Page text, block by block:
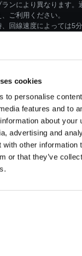
cookies
to personalise
features and to
about your
advertising and
other information
or that they’ve
ンにより異なります。
ご利用ください。
、回線速度によっては5
ファイルのダウンロー
【単曲】ヴァン
BOX
150円